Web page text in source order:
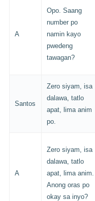
A
Opo. Saang
number po
namin kayo
pwedeng
tawagan?
Santos
Zero siyam, isa
dalawa, tatlo
apat, lima anim
po.
A
Zero siyam, isa
dalawa, tatlo
apat, lima anim.
Anong oras po
okay sa inyo?